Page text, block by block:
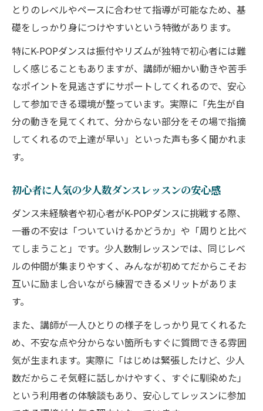
とりのレベルやペースに合わせて指導が可能なため、基
礎をしっかり身につけやすいという特徴があります。
特にK-POPダンスは振付やリズムが独特で初心者には難
しく感じることもありますが、講師が細かい動きや苦手
なポイントを見逃さずにサポートしてくれるので、安心
して参加できる環境が整っています。実際に「先生が自
分の動きを見てくれて、分からない部分をその場で指摘
してくれるので上達が早い」といった声も多く聞かれま
す。
初心者に人気の少人数ダンスレッスンの安心感
ダンス未経験者や初心者がK-POPダンスに挑戦する際、
一番の不安は「ついていけるかどうか」や「周りと比べ
てしまうこと」です。少人数制レッスンでは、同じレベ
ルの仲間が集まりやすく、みんなが初めてだからこそお
互いに励まし合いながら練習できるメリットがありま
す。
また、講師が一人ひとりの様子をしっかり見てくれるた
め、不安な点や分からない箇所もすぐに質問できる雰囲
気が生まれます。実際に「はじめは緊張したけど、少人
数だからこそ気軽に話しかけやすく、すぐに馴染めた」
という利用者の体験談もあり、安心してレッスンに参加